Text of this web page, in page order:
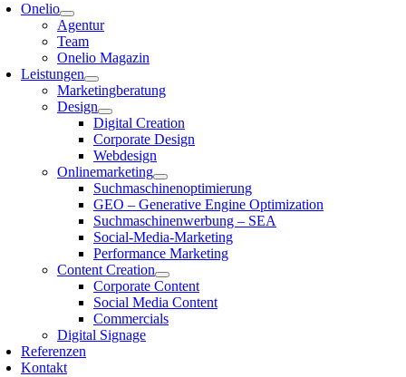
Onelio
Agentur
Team
Onelio Magazin
Leistungen
Marketingberatung
Design
Digital Creation
Corporate Design
Webdesign
Onlinemarketing
Suchmaschinenoptimierung
GEO – Generative Engine Optimization
Suchmaschinenwerbung – SEA
Social-Media-Marketing
Performance Marketing
Content Creation
Corporate Content
Social Media Content
Commercials
Digital Signage
Referenzen
Kontakt